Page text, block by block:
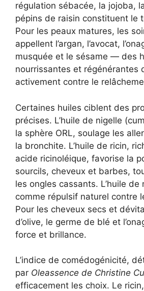
régulation sébacée, la jojoba,
pépins de raisin constituent le
Pour les peaux matures, les
appellent l’argan, l’avocat,
musquée et le sésame — des
nourrissantes et régénérantes
activement contre le
Certaines huiles ciblent des
précises. L’huile de nigelle
la sphère ORL, soulage les
la bronchite. L’huile de ricin,
acide ricinoléique, favorise la
sourcils, cheveux et barbes,
les ongles cassants. L’huile de
comme répulsif naturel contre
Pour les cheveux secs et
d’olive, le germe de blé et
force et brillance.
L’indice de comédogénicité,
par Oleassence de Christine
efficacement les choix. Le